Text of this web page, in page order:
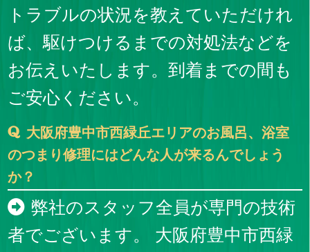
トラブルの状況を教えていただけれ
ば、駆けつけるまでの対処法などを
お伝えいたします。到着までの間も
ご安心ください。
大阪府豊中市西緑丘エリアのお風呂、浴室
のつまり修理にはどんな人が来るんでしょう
か？
弊社のスタッフ全員が専門の技術
者でございます。 大阪府豊中市西緑